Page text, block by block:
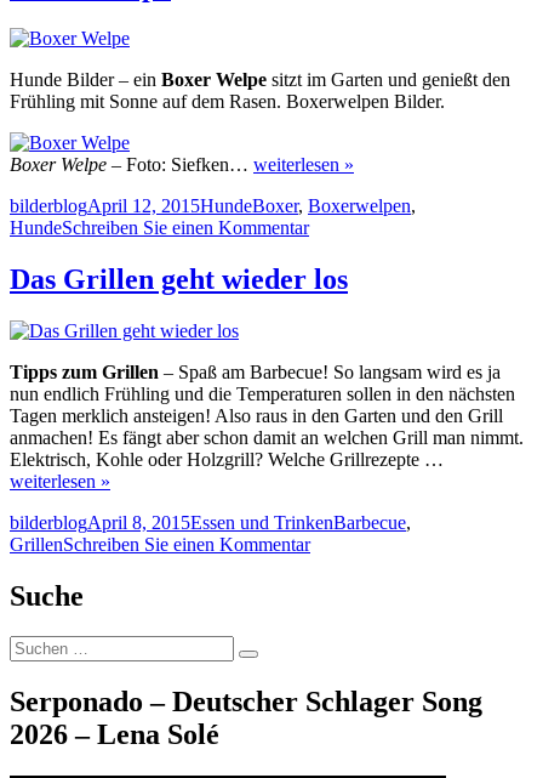
Hunde Bilder – ein Boxer Welpe sitzt im Garten und genießt den
Frühling mit Sonne auf dem Rasen. Boxerwelpen Bilder.
Boxer Welpe – Foto: Siefken… weiterlesen »
Autor
bilderblogVeröffentlicht
am
April 12, 2015Kategorien
HundeSchlagwörter
Boxer, Boxerwelpen,
HundeSchreiben Sie einen Kommentarzu
Welpe
Das Grillen geht wieder los
Tipps zum Grillen – Spaß am Barbecue! So langsam wird es ja
nun endlich Frühling und die Temperaturen sollen in den nächsten
Tagen merklich ansteigen! Also raus in den Garten und den Grill
anmachen! Es fängt aber schon damit an welchen Grill man nimmt.
Elektrisch, Kohle oder Holzgrill? Welche Grillrezepte …
weiterlesen »
Autor
bilderblogVeröffentlicht
am
April 8, 2015Kategorien
Essen und TrinkenSchlagwörter
Barbecue,
GrillenSchreiben Sie einen Kommentarzu
Suche
Suche
nach:
Suchen
Serponado – Deutscher Schlager Song
2026 – Lena Solé